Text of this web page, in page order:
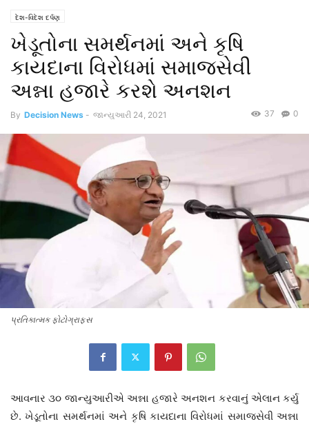
દેશ-વિદેશ દર્પણ
ખેડૂતોના સમર્થનમાં અને કૃષિ
કાયદાના વિરોધમાં સમાજસેવી
અન્ના હજારે કરશે અનશન
By Decision News - જાન્યુઆરી 24, 2021 0
37
પ્રતિકાત્મક ફોટોગ્રાફ્સ
આવનાર ૩૦ જાન્યુઆરીએ અન્ના હજારે અનશન કરવાનું એલાન કર્યુ
છે. ખેડૂતોના સમર્થનમાં અને કૃષિ કાયદાના વિરોધમાં સમાજસેવી અન્ના